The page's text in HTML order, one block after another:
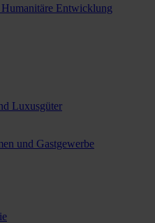
Entwicklung
Luxusgüter
und Gastgewerbe